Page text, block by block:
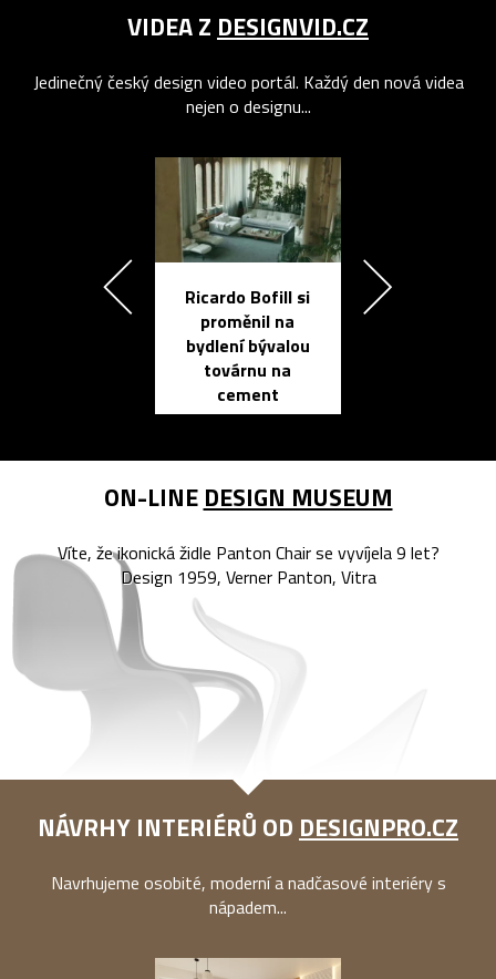
VIDEA Z DESIGNVID.CZ
Jedinečný český design video portál. Každý den nová videa
nejen o designu...
Ricardo Bofill si
proměnil na
bydlení bývalou
továrnu na
cement
ON-LINE DESIGN MUSEUM
Víte, že ikonická židle Panton Chair se vyvíjela 9 let?
Design 1959, Verner Panton, Vitra
NÁVRHY INTERIÉRŮ OD DESIGNPRO.CZ
Navrhujeme osobité, moderní a nadčasové interiéry s
nápadem...